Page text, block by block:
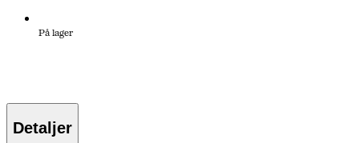
På lager
Detaljer